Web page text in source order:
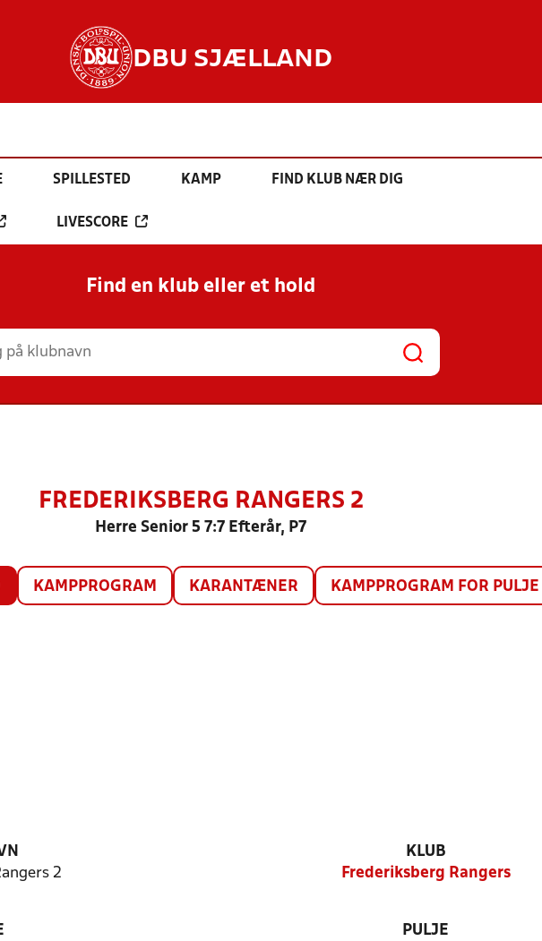
DBU SJÆLLAND
SPILLESTED KAMP FIND KLUB NÆR DIG
LIVESCORE
Find en klub eller et hold
FREDERIKSBERG RANGERS 2
Herre Senior 5 7:7 Efterår, P7
KAMPPROGRAM KARANTÆNER KAMPPROGRAM FOR PULJE
2
KLUB
Frederiksberg Rangers
PULJE